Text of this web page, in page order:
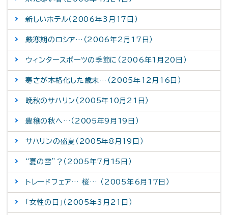
新しいホテル（2006年3月17日）
厳寒期のロシア…（2006年2月17日）
ウィンタースポーツの季節に（2006年1月20日）
寒さが本格化した歳末…（2005年12月16日）
晩秋のサハリン（2005年10月21日）
豊穣の秋へ…（2005年9月19日）
サハリンの盛夏（2005年8月19日）
“夏の雪”？（2005年7月15日）
トレードフェア… 桜… （2005年6月17日）
「女性の日」（2005年3月21日）